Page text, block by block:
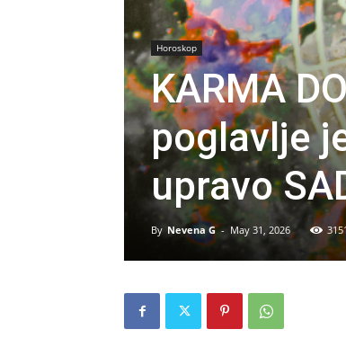
Horoskop
KARMA
poglavlje
upravo
By Nevena G - May 31, 2026